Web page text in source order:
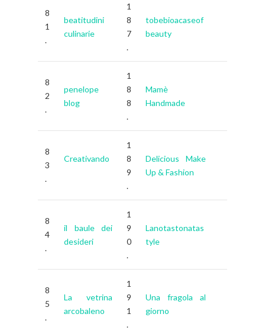
8
1
.
beatitudini
culinarie
1
8
7
.
tobebioacaseof
beauty
8
2
.
penelope
blog
1
8
8
.
Mamè
Handmade
8
3
.
Creativando
1
8
9
.
Delicious Make
Up & Fashion
8
4
.
il baule dei
desideri
1
9
0
.
Lanotastonatas
tyle
8
5
.
La vetrina
arcobaleno
1
9
1
.
Una fragola al
giorno